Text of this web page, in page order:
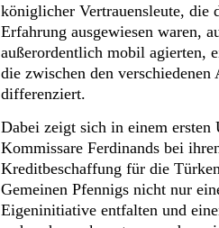
königlicher Vertrauensleute, die
Erfahrung ausgewiesen waren,
außerordentlich mobil agierten,
die zwischen den
differenziert.
Dabei zeigt sich in einem ersten
Kommissare Ferdinands bei
Kreditbeschaffung für die
Gemeinen Pfennigs nicht nur
Eigeninitiative entfalten und